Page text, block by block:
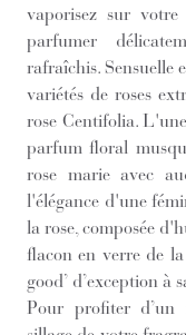
vaporisez sur
parfumer
rafraîchis. Sensuelle
variétés de roses
rose Centifolia.
parfum floral
rose marie avec
l'élégance d'une
la rose, composée
flacon en verre de la
good’ d’exception à
Pour profiter d’un